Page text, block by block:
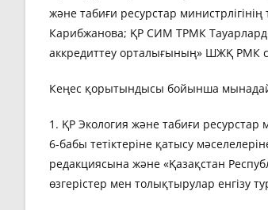
және табиғи ресурстар
Карибжанова; ҚР СИМ ТРМК
аккредиттеу орталығының» ШЖҚ РМК
Кеңес қорытындысы бойынша
1. ҚР Экология және табиғи ресурстар
6-бабы тетіктеріне қатысу
редакциясына және «Қазақстан
өзгерістер мен толықтырулар енгізу